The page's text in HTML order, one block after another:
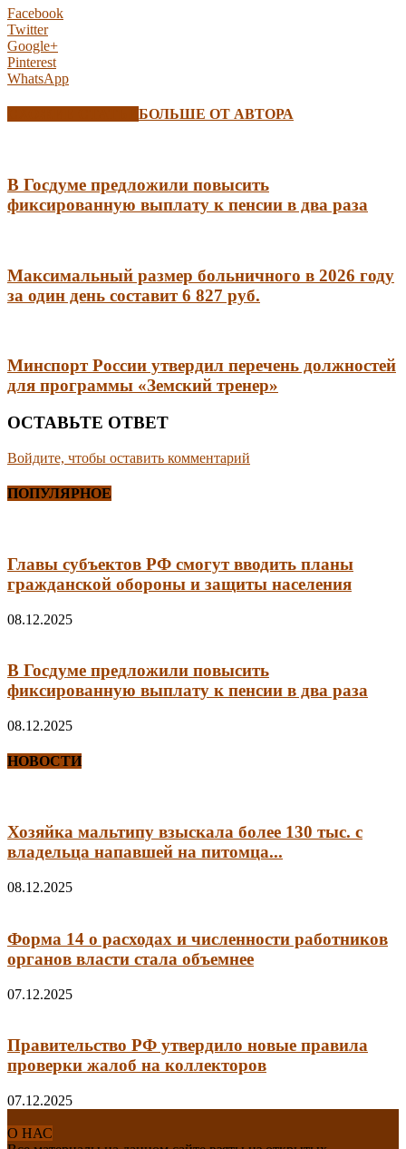
Facebook
Twitter
Google+
Pinterest
WhatsApp
БОЛЬШЕ ОТ АВТОРА
В Госдуме предложили повысить
фиксированную выплату к пенсии в два раза
Максимальный размер больничного в 2026 году
за один день составит 6 827 руб.
Минспорт России утвердил перечень должностей
для программы «Земский тренер»
ОСТАВЬТЕ ОТВЕТ
Войдите, чтобы оставить комментарий
ПОПУЛЯРНОЕ
Главы субъектов РФ смогут вводить планы
гражданской обороны и защиты населения
08.12.2025
В Госдуме предложили повысить
фиксированную выплату к пенсии в два раза
08.12.2025
НОВОСТИ
Хозяйка мальтипу взыскала более 130 тыс. с
владельца напавшей на питомца...
08.12.2025
Форма 14 о расходах и численности работников
органов власти стала объемнее
07.12.2025
Правительство РФ утвердило новые правила
проверки жалоб на коллекторов
07.12.2025
О НАС